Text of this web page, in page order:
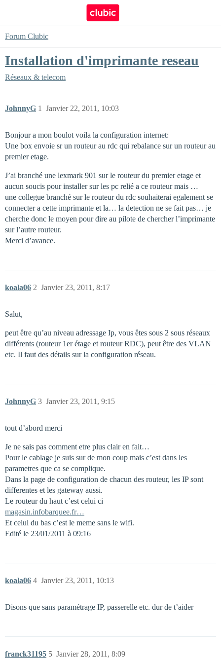
Forum Clubic
Installation d'imprimante reseau
Réseaux & telecom
JohnnyG Janvier 22, 2011, 10:03
1
Bonjour a mon boulot voila la configuration internet:
Une box envoie sr un routeur au rdc qui rebalance sur un routeur au
premier etage.
J’ai branché une lexmark 901 sur le routeur du premier etage et
aucun soucis pour installer sur les pc relié a ce routeur mais …
une collegue branché sur le routeur du rdc souhaiterai egalement se
connecter a cette imprimante et la… la detection ne se fait pas… je
cherche donc le moyen pour dire au pilote de chercher l’imprimante
sur l’autre routeur.
Merci d’avance.
koala06 Janvier 23, 2011, 8:17
2
Salut,
peut être qu’au niveau adressage Ip, vous êtes sous 2 sous réseaux
différents (routeur 1er étage et routeur RDC), peut être des VLAN
etc. Il faut des détails sur la configuration réseau.
JohnnyG Janvier 23, 2011, 9:15
3
tout d’abord merci
Je ne sais pas comment etre plus clair en fait…
Pour le cablage je suis sur de mon coup mais c’est dans les
parametres que ca se complique.
Dans la page de configuration de chacun des routeur, les IP sont
differentes et les gateway aussi.
Le routeur du haut c’est celui ci
magasin.infobarquee.fr…
Et celui du bas c’est le meme sans le wifi.
Edité le 23/01/2011 à 09:16
koala06 Janvier 23, 2011, 10:13
4
Disons que sans paramétrage IP, passerelle etc. dur de t’aider
franck31195 Janvier 28, 2011, 8:09
5